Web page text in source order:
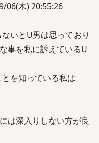
06(木) 20:55:26
いとU男は思っており
事を私に訴えているU
を知っている私は
は深入りしない方が良